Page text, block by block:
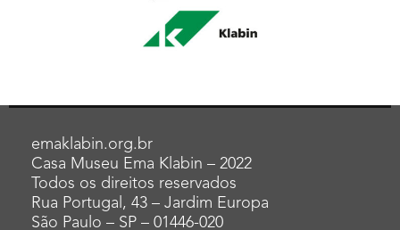
emaklabin.org.br
Casa Museu Ema Klabin – 2022
Todos os direitos reservados
Rua Portugal, 43 – Jardim Europa
São Paulo – SP – 01446-020